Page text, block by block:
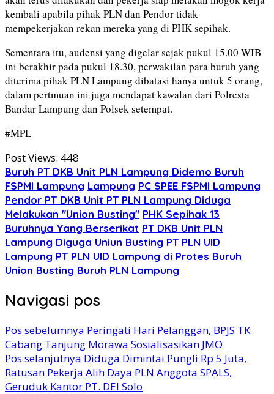
kembali apabila pihak PLN dan Pendor tidak
mempekerjakan rekan mereka yang di PHK sepihak.
Sementara itu, audensi yang digelar sejak pukul 15.00 WIB
ini berakhir pada pukul 18.30, perwakilan para buruh yang
diterima pihak PLN Lampung dibatasi hanya untuk 5 orang,
dalam pertmuan ini juga mendapat kawalan dari Polresta
Bandar Lampung dan Polsek setempat.
#MPL
Post Views: 448
Buruh PT DKB Unit PLN Lampung Didemo Buruh
FSPMI Lampung Lampung PC SPEE FSPMI Lampung
Pendor PT DKB Unit PT PLN Lampung Diduga
Melakukan "Union Busting" PHK Sepihak 13
Buruhnya Yang Berserikat PT DKB Unit PLN
Lampung Diguga Uniun Busting PT PLN UID
Lampung PT PLN UID Lampung di Protes Buruh
Union Busting Buruh PLN Lampung
Navigasi pos
Pos sebelumnya Peringati Hari Pelanggan, BPJS TK
Cabang Tanjung Morawa Sosialisasikan JMO
Pos selanjutnya Diduga Dimintai Pungli Rp 5 Juta,
Ratusan Pekerja Alih Daya PLN Anggota SPALS,
Geruduk Kantor PT. DEI Solo